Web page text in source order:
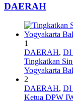
DAERAH
1
DAERAH, DI
Tingkatkan
Yogyakarta
2
DAERAH, DI
Ketua DPW